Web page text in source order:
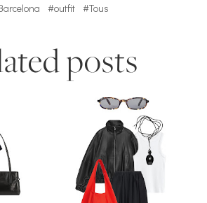
#outfit #Tous
posts